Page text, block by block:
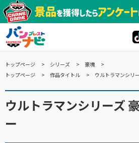
トップページ シリーズ
豪塊
トップページ
作品タイトル ウルトラマンシリ
ウルトラマンシリーズ
ー